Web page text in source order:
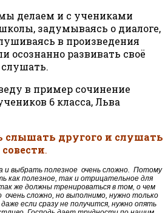
делаем и с учениками
задумываясь о диалоге,
в произведения
осознанно развивать своё
в пример сочинение
6 класса, Льва
слышать другого и слушать
совести.
и выбрать полезное очень сложно. Потому
как полезное, так и отрицательное для
же должны тренироваться в том, о чем
сложно, но выполнимо, нужно только
если сразу не получится, нужно опять